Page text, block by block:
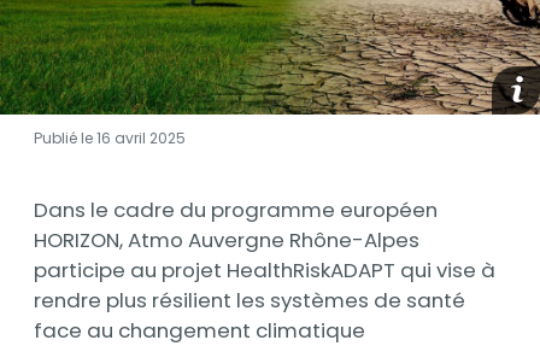
Publié le 16 avril 2025
Introduction
Dans le cadre du programme européen
HORIZON, Atmo Auvergne Rhône-Alpes
participe au projet HealthRiskADAPT qui vise à
rendre plus résilient les systèmes de santé
face au changement climatique